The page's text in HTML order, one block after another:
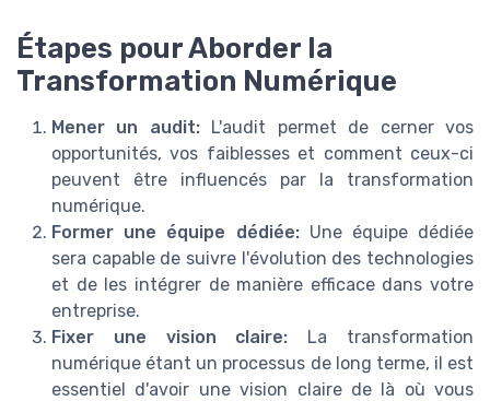
Étapes pour Aborder la
Transformation Numérique
Mener un audit: L'audit permet de cerner vos
opportunités, vos faiblesses et comment ceux-ci
peuvent être influencés par la transformation
numérique.
Former une équipe dédiée: Une équipe dédiée
sera capable de suivre l'évolution des technologies
et de les intégrer de manière efficace dans votre
entreprise.
Fixer une vision claire: La transformation
numérique étant un processus de long terme, il est
essentiel d'avoir une vision claire de là où vous